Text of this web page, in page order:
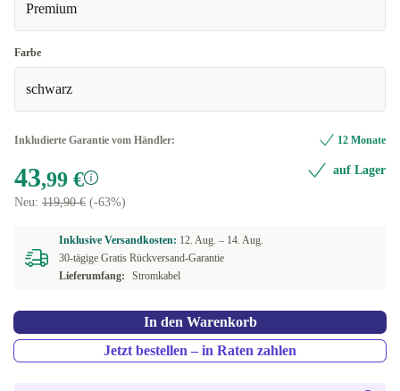
Premium
Farbe
schwarz
Inkludierte Garantie vom Händler: 12 Monate
43,99 €
Neu: 119,90 € (-63%)
auf Lager
Inklusive Versandkosten: 12. Aug. – 14. Aug.
30-tägige Gratis Rückversand-Garantie
Lieferumfang:
Stromkabel
In den Warenkorb
Jetzt bestellen – in Raten zahlen